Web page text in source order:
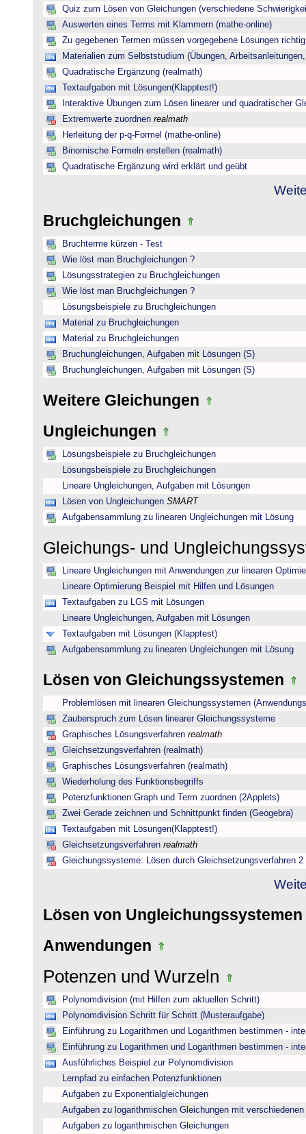
Quiz zum Lösen von Gleichungen (verschiedene
Auswerten eines Terms mit Klammern (mathe-online)
Zu gegebenen Termen müssen vorgegebene Lösungen
Materialien zum Selbststudium (Übungen,
Quadratische Ergänzung (realmath)
Textaufgaben mit Lösungen(Klapptest!)
Interaktive Übungen zum Lösen linearer und quadratischer
Extremwerte zuordnen realmath
Herleitung der p-q-Formel (mathe-online)
Binomische Formeln erstellen (realmath)
Quadratische Ergänzung wird erklärt und geübt
Bruchgleichungen
Bruchterme kürzen - Test
Wie löst man Bruchgleichungen ?
Lösungsstrategien zu Bruchgleichungen
Wie löst man Bruchgleichungen ?
Lösungsbeispiele zu Bruchgleichungen
Material zu Bruchgleichungen
Material zu Bruchgleichungen
Bruchungleichungen, Aufgaben mit Lösungen (S)
Bruchungleichungen, Aufgaben mit Lösungen (S)
Weitere Gleichungen
Ungleichungen
Lösungsbeispiele zu Bruchgleichungen
Lösungsbeispiele zu Bruchgleichungen
Lineare Ungleichungen, Aufgaben mit Lösungen
Lösen von Ungleichungen SMART
Aufgabensammlung zu linearen Ungleichungen mit Lösung
Gleichungs- und
Lineare Ungleichungen mit Anwendungen zur linearen
Lineare Optimierung Beispiel mit Hilfen und Lösungen
Textaufgaben zu LGS mit Lösungen
Lineare Ungleichungen, Aufgaben mit Lösungen
Textaufgaben mit Lösungen (Klapptest)
Aufgabensammlung zu linearen Ungleichungen mit Lösung
Lösen von Gleichungssystemen
Problemlösen mit linearen Gleichungssystemen
Zauberspruch zum Lösen linearer Gleichungssysteme
Graphisches Lösungsverfahren realmath
Gleichsetzungsverfahren (realmath)
Graphisches Lösungsverfahren (realmath)
Wiederholung des Funktionsbegriffs
Potenzfunktionen:Graph und Term zuordnen (2Applets)
Zwei Gerade zeichnen und Schnittpunkt finden (Geogebra)
Textaufgaben mit Lösungen(Klapptest!)
Gleichsetzungsverfahren realmath
Gleichungssysteme: Lösen durch Gleichsetzungsverfahren 2
Lösen von Ungleichungssystemen
Anwendungen
Potenzen und Wurzeln
Polynomdivision (mit Hilfen zum aktuellen Schritt)
Polynomdivision Schritt für Schritt (Musteraufgabe)
Einführung zu Logarithmen und Logarithmen bestimmen -
Einführung zu Logarithmen und Logarithmen bestimmen -
Ausführliches Beispiel zur Polynomdivision
Lernpfad zu einfachen Potenzfunktionen
Aufgaben zu Exponentialgleichungen
Aufgaben zu logarithmischen Gleichungen mit verschiedenen
Aufgaben zu logarithmischen Gleichungen